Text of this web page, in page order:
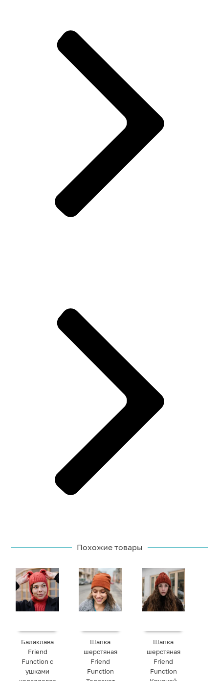
Похожие товары
Балаклава
Friend
Function с
ушками
Шапка
шерстяная
Friend
Function
Шапка
шерстяная
Friend
Function